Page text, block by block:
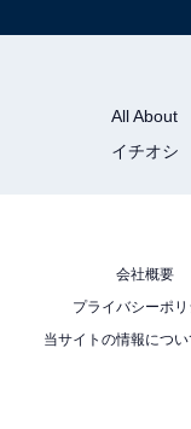
All About
イチオシ
会社概要
プライバシーポリ
当サイトの情報につ